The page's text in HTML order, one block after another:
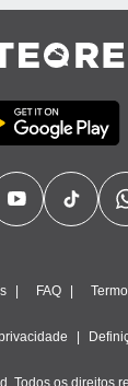
FAQ
Todos os direitos